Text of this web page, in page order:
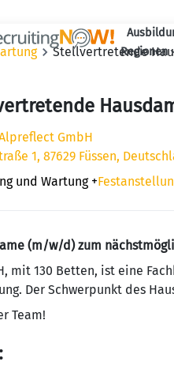
Regionen
Stellvertretende
GmbH
1, 87629 Füssen,
und Wartung +
(m/w/d) zum
mit 130 Betten, ist eine
Der Schwerpunkt des
Team!